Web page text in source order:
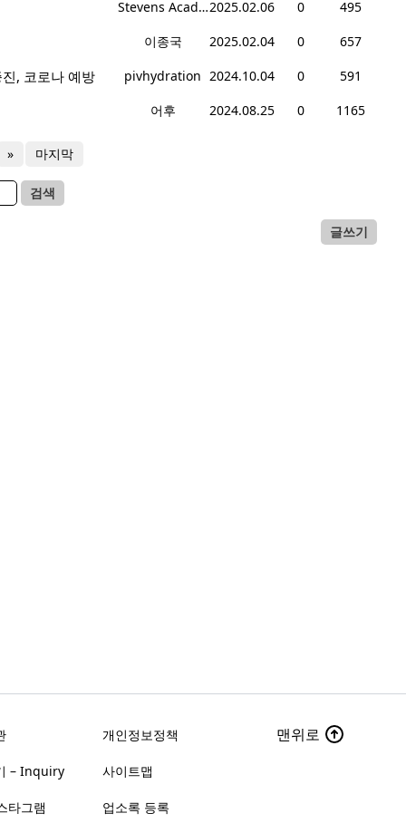
Stevens Academy2025.02.06 0
495
이종국
2025.02.04 0 657
, 코로나 예방 pivhydration 2024.10.04 0
591
어후
2024.08.25 0 1165
» 마지막
검색
글쓰기
개인정보정책
– Inquiry 사이트맵
타그램 업소록 등록
맨위로